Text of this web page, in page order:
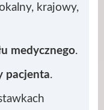
krajowy,
medycznego.
pacjenta.